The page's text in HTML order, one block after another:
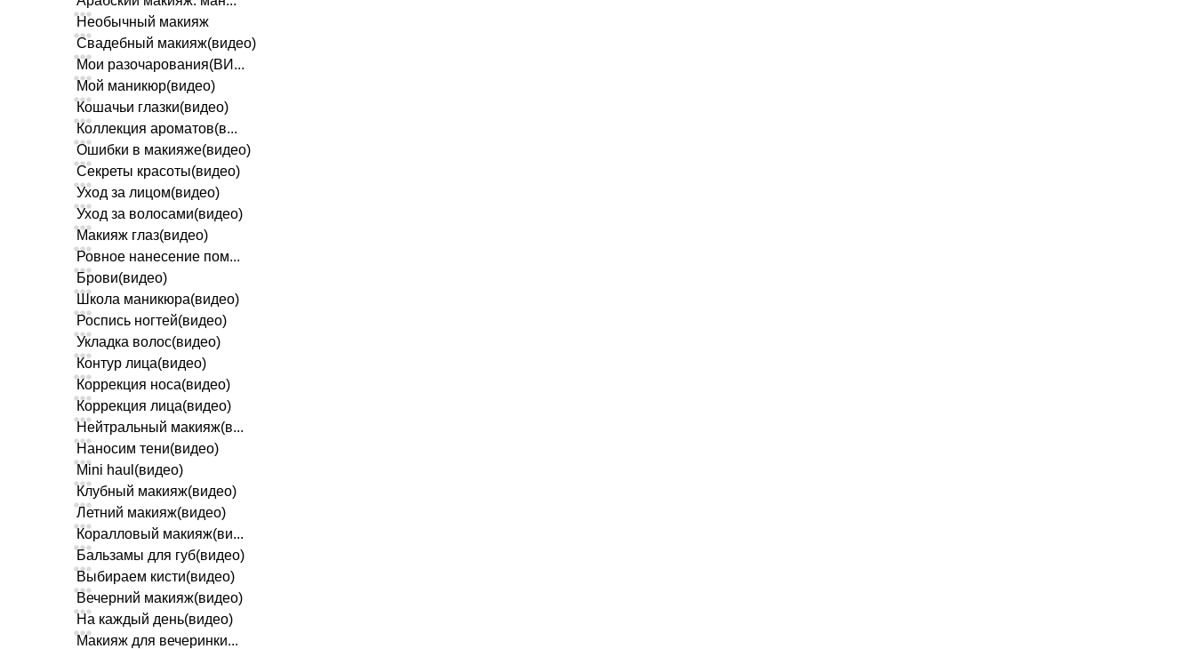
Необычный макияж
Свадебный макияж(видео)
Мои разочарования(ВИ...
Мой маникюр(видео)
Кошачьи глазки(видео)
Коллекция ароматов(в...
Ошибки в макияже(видео)
Секреты красоты(видео)
Уход за лицом(видео)
Уход за волосами(видео)
Макияж глаз(видео)
Ровное нанесение пом...
Брови(видео)
Школа маникюра(видео)
Роспись ногтей(видео)
Укладка волос(видео)
Контур лица(видео)
Коррекция носа(видео)
Коррекция лица(видео)
Нейтральный макияж(в...
Наносим тени(видео)
Mini haul(видео)
Клубный макияж(видео)
Летний макияж(видео)
Коралловый макияж(ви...
Бальзамы для губ(видео)
Выбираем кисти(видео)
Вечерний макияж(видео)
На каждый день(видео)
Макияж для вечеринки...